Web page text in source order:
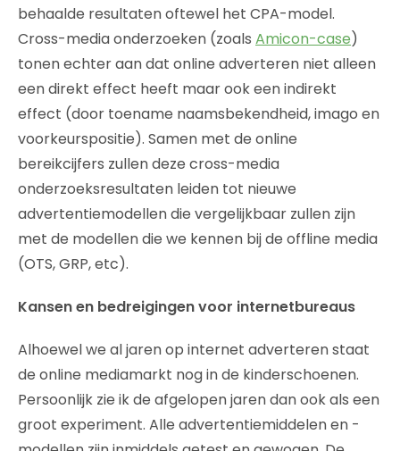
behaalde resultaten oftewel het CPA-model.
Cross-media onderzoeken (zoals Amicon-case)
tonen echter aan dat online adverteren niet alleen
een direkt effect heeft maar ook een indirekt
effect (door toename naamsbekendheid, imago en
voorkeurspositie). Samen met de online
bereikcijfers zullen deze cross-media
onderzoeksresultaten leiden tot nieuwe
advertentiemodellen die vergelijkbaar zullen zijn
met de modellen die we kennen bij de offline media
(OTS, GRP, etc).
Kansen en bedreigingen voor internetbureaus
Alhoewel we al jaren op internet adverteren staat
de online mediamarkt nog in de kinderschoenen.
Persoonlijk zie ik de afgelopen jaren dan ook als een
groot experiment. Alle advertentiemiddelen en -